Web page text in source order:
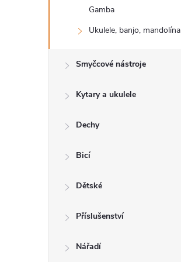
Gamba
Ukulele, banjo, mandolína
Smyčcové nástroje
Kytary a ukulele
Dechy
Bicí
Dětské
Příslušenství
Nářadí